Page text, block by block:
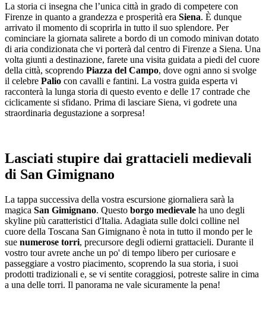
La storia ci insegna che l’unica città in grado di competere con
Firenze in quanto a grandezza e prosperità era Siena. È dunque
arrivato il momento di scoprirla in tutto il suo splendore. Per
cominciare la giornata salirete a bordo di un comodo minivan dotato
di aria condizionata che vi porterà dal centro di Firenze a Siena. Una
volta giunti a destinazione, farete una visita guidata a piedi del cuore
della città, scoprendo Piazza del Campo, dove ogni anno si svolge
il celebre Palio con cavalli e fantini. La vostra guida esperta vi
racconterà la lunga storia di questo evento e delle 17 contrade che
ciclicamente si sfidano. Prima di lasciare Siena, vi godrete una
straordinaria degustazione a sorpresa!
Lasciati stupire dai grattacieli medievali
di San Gimignano
La tappa successiva della vostra escursione giornaliera sarà la
magica San Gimignano. Questo borgo medievale ha uno degli
skyline più caratteristici d'Italia. Adagiata sulle dolci colline nel
cuore della Toscana San Gimignano è nota in tutto il mondo per le
sue numerose torri, precursore degli odierni grattacieli. Durante il
vostro tour avrete anche un po' di tempo libero per curiosare e
passeggiare a vostro piacimento, scoprendo la sua storia, i suoi
prodotti tradizionali e, se vi sentite coraggiosi, potreste salire in cima
a una delle torri. Il panorama ne vale sicuramente la pena!